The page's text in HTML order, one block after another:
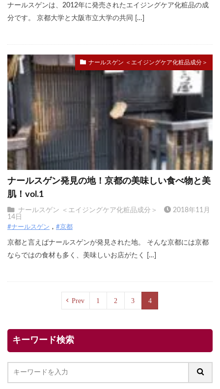
ナールスゲンは、2012年に発売されたエイジングケア化粧品の成
分です。 京都大学と大阪市立大学の共同 […]
ナールスゲン ＜エイジングケア化粧品成分＞
ナールスゲン発見の地！京都の美味しい食べ物と美
肌！vol.1
ナールスゲン ＜エイジングケア化粧品成分＞
2018年11月
14日
#ナールスゲン #京都
京都と言えばナールスゲンが発見された地。 そんな京都には京都
ならではの食材も多く、美味しいお店がたく […]
Prev 1 2 3 4
キーワード検索